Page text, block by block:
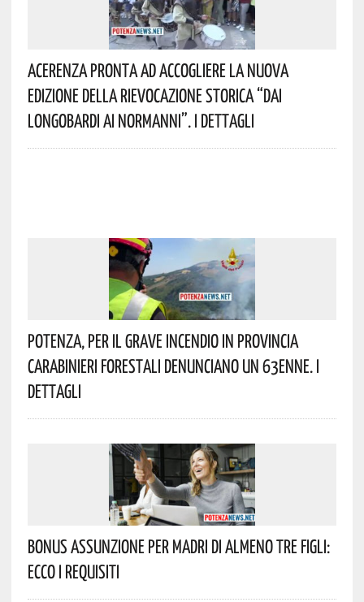
Acerenza Pronta Ad Accogliere La Nuova
Edizione Della Rievocazione Storica “Dai
Longobardi Ai Normanni”. I Dettagli
Potenza, Per Il Grave Incendio In Provincia
Carabinieri Forestali Denunciano Un 63enne. I
Dettagli
Bonus Assunzione Per Madri Di Almeno Tre Figli:
Ecco I Requisiti